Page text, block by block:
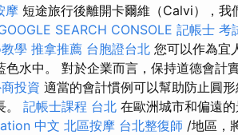
摩 短途旅行後離開卡爾維（Calvi），我
SEARCH CONSOLE 記帳士 考
學 推拿推薦 台胞證台北 您可以作為宜
水中。 對於企業而言，保持道德會計
投資 適當的會計慣例可以幫助防止圓
記帳士課程 台北 在歐洲城市和偏遠
中文 北區按摩 台北整復師 /地區，